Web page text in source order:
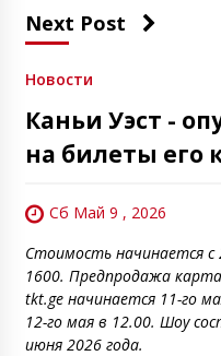
Next Post
Новости
Каньи Уэст -
на билеты его
Сб Май 9 , 2026
Стоимость начинается с
1600. Предпродажа
tkt.ge начинается 11-го
12-го мая в 12.00. Шоу
июня 2026 года.